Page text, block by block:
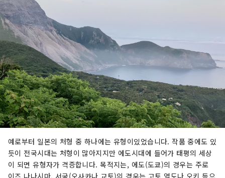
예로부터 일본의 처형 중 하나에는 유형이있었습니다. 작품 중에도 있
듯이 전국시대는 처형이 많아지지만 에도시대에 들어가 태평의 세상
이 되면 유형자가 격증합니다. 목적지는, 에도(도쿄)의 경우는 주로
이즈 나나시마, 서국(오사카나 교토)의 경우는 고토 열도나 오키 등으